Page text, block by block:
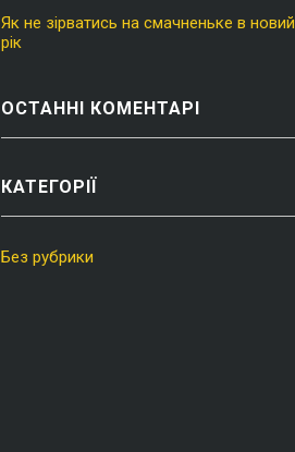
Як не зірватись на смачненьке в новий
рік
ОСТАННІ КОМЕНТАРІ
КАТЕГОРІЇ
Без рубрики